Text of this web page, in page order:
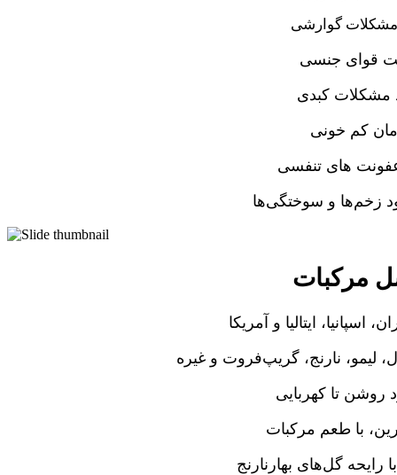
مشکلات گوارشی
قوای جنسی
مشکلات کبدی
کم خونی
های تنفسی
زخم‌ها و سوختگی‌ها
مرکبات
اسپانیا، ایتالیا و آمریکا
لیمو، نارنج، گریپ‌فروت و غیره
روشن تا کهربایی
با طعم مرکبات
گل‌های بهارنارنج